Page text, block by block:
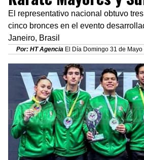
El representativo nacional obtuvo
cinco bronces en el evento
Janeiro, Brasil
Por: HT Agencia El Día Domingo 31 de